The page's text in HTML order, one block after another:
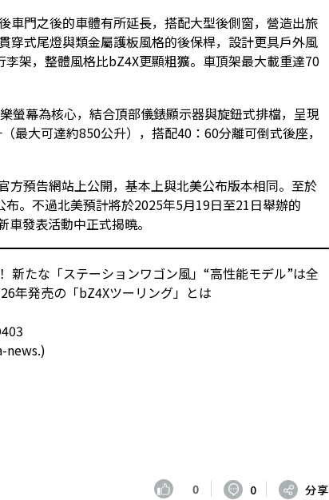
車門之後的車體有所延長，搭配大型後側窗，營造出旅
穿式尾燈與類金屬護板風格的後保桿，設計更具戶外風
架，整體風格比bZ4X更顯粗獷。車頂架最大載重達70
螢幕為核心，結合頂部儀錶顯示器與旋鈕式排檔，呈現
最大可達約850公升），搭配40：60分離可倒式後座，
預告網站上公開，基本上與北美公布版本相同。至於
。不過北美預計將於2025年5月19日至21日舉辦的
發表活動中正式揭曉。
新たな「ステーションワゴン風」“高性能モデル”は全
年発売の「bZ4Xツーリング」とは
news.)
0 0 分享